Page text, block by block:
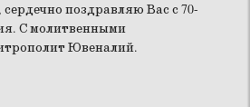
поздравляю Вас с 70-
С молитвенными
Ювеналий.